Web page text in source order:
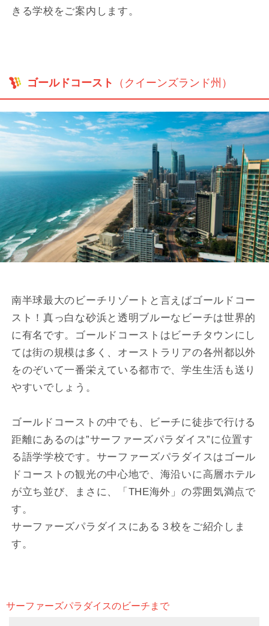
きる学校をご案内します。
ゴールドコースト （クイーンズランド州）
南半球最大のビーチリゾートと言えばゴールドコー
スト！真っ白な砂浜と透明ブルーなビーチは世界的
に有名です。ゴールドコーストはビーチタウンにし
ては街の規模は多く、オーストラリアの各州都以外
をのぞいて一番栄えている都市で、学生生活も送り
やすいでしょう。
ゴールドコーストの中でも、ビーチに徒歩で行ける
距離にあるのは”サーファーズパラダイス”に位置す
る語学学校です。サーファーズパラダイスはゴール
ドコーストの観光の中心地で、海沿いに高層ホテル
が立ち並び、まさに、「THE海外」の雰囲気満点で
す。
サーファーズパラダイスにある３校をご紹介しま
す。
サーファーズパラダイスのビーチまで